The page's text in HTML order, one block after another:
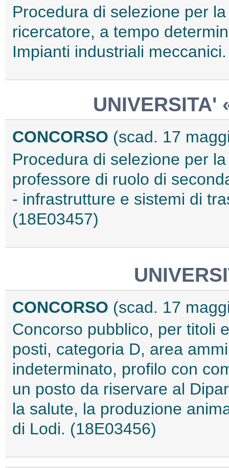
Procedura di selezione per
ricercatore, a tempo
Impianti industriali
UNIVERSITA'
CONCORSO (scad. 17
Procedura di selezione per
professore di ruolo di
- infrastrutture e sistemi di
(18E03457)
CONCORSO (scad. 17
Concorso pubblico, per titoli
posti, categoria D, area
indeterminato, profilo con
un posto da riservare al
la salute, la produzione
di Lodi. (18E03456)